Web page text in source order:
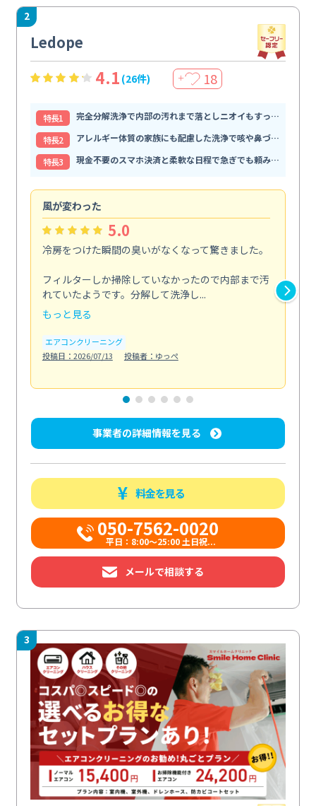
2
Ledope
4.1 (26件) ＋ 18
特⻑1
完全分解洗浄で内部の汚れまで落としニオイもすっきり解消
特⻑2
アレルギー体質の家族にも配慮した洗浄で咳や鼻づまりが和らぐ
特⻑3
現金不要のスマホ決済と柔軟な日程で急ぎでも頼みやすい
風が変わった
5.0
冷房をつけた瞬間の臭いがなくなって驚きました。
フィルターしか掃除していなかったので内部まで汚
れていたようです。分解して洗浄し...
もっと見る
エアコンクリーニング
投稿日：2026/07/13
投稿者：ゆっぺ
事業者の詳細情報を見る
料金を見る
050-7562-0020
平日：8:00〜25:00 土日祝...
メールで相談する
3